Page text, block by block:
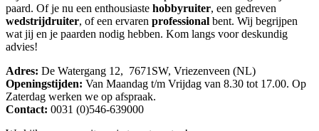
paard. Of je nu een enthousiaste hobbyruiter, een gedreven
wedstrijdruiter, of een ervaren professional bent. Wij begrijpen
wat jij en je paarden nodig hebben. Kom langs voor deskundig
advies!
Adres: De Watergang 12, 7671SW, Vriezenveen (NL)
Openingstijden: Van Maandag t/m Vrijdag van 8.30 tot 17.00. Op
Zaterdag werken we op afspraak.
Contact: 0031 (0)546-639000